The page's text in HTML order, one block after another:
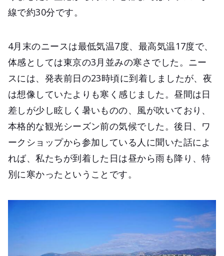
線で約30分です。
4月末のニースは最低気温7度、最高気温17度で、
体感としては東京の3月並みの寒さでした。ニー
スには、発表前日の23時頃に到着しましたが、夜
は想像していたよりも寒く感じました。昼間は日
差しが少し眩しく暑いものの、風が吹いており、
本格的な観光シーズン前の気候でした。後日、ワ
ークショップから参加している人に聞いた話によ
れば、私たちが到着した日は昼から雨も降り、特
別に寒かったということです。